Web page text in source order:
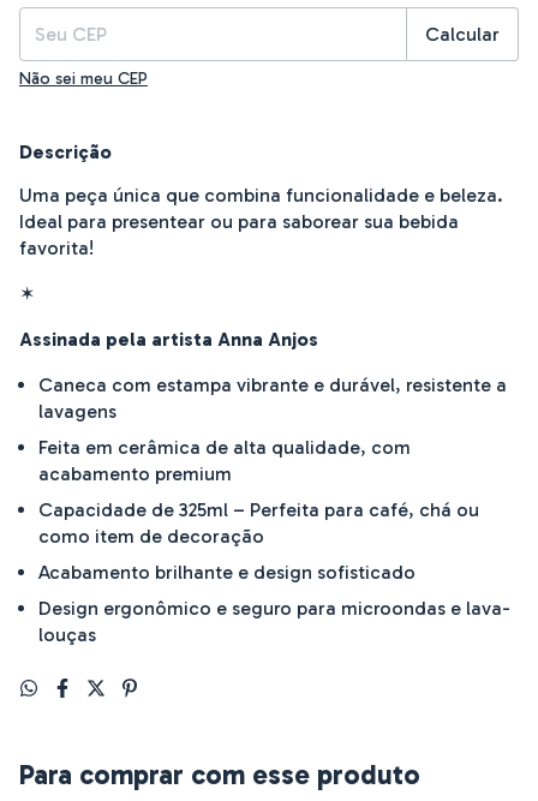
Calcular
Não sei meu CEP
Descrição
Uma peça única que combina funcionalidade e beleza.
Ideal para presentear ou para saborear sua bebida
favorita!
✶
Assinada pela artista Anna Anjos
Caneca com estampa vibrante e durável, resistente a
lavagens
Feita em cerâmica de alta qualidade, com
acabamento premium
Capacidade de 325ml – Perfeita para café, chá ou
como item de decoração
Acabamento brilhante e design sofisticado
Design ergonômico e seguro para microondas e lava-
louças
Para comprar com esse produto